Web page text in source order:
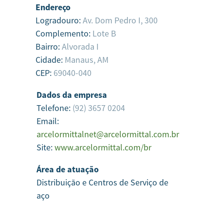
Endereço
Logradouro:Av. Dom Pedro I, 300
Complemento: Lote B
Bairro:Alvorada I
Cidade: Manaus,AM
CEP: 69040-040
Dados da empresa
Telefone: (92) 3657 0204
Email:
arcelormittalnet@arcelormittal.com.br
Site:www.arcelormittal.com/br
Área de atuação
Distribuição e Centros de Serviço de
aço